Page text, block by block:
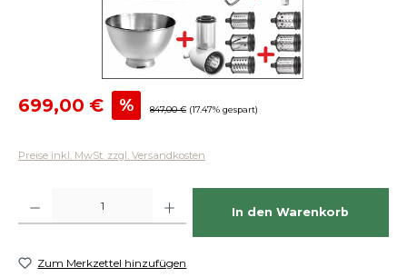
Verkaufspreis:
699,00 € % Regulärer Preis:
847,00 € (17.47% gespart)
Preise inkl. MwSt. zzgl. Versandkosten
In den Warenkorb
Zum Merkzettel hinzufügen